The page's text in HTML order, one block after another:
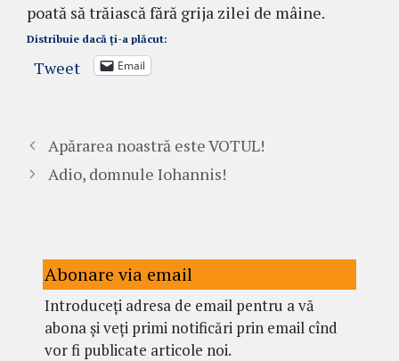
poată să trăiască fără grija zilei de mâine.
Distribuie dacă ți-a plăcut:
Tweet Email
Apărarea noastră este VOTUL!
Adio, domnule Iohannis!
Abonare via email
Introduceți adresa de email pentru a vă
abona și veți primi notificări prin email cînd
vor fi publicate articole noi.